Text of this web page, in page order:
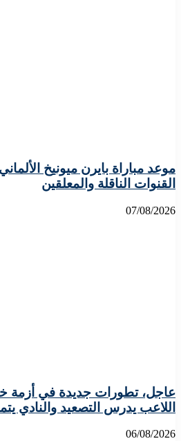
موعد مباراة بايرن ميونيخ
القنوات الناقلة والمعلقين
07/08/2026
عاجل، تطورات جديدة في أزمة
اللاعب يدرس التصعيد والنادي
06/08/2026